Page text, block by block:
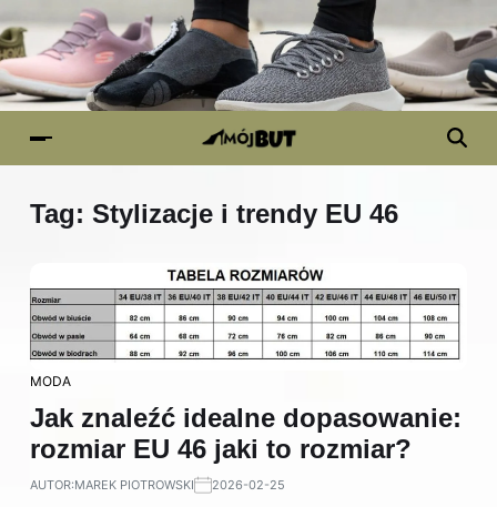
Tag: Stylizacje i trendy EU 46
MODA
Jak znaleźć idealne dopasowanie:
rozmiar EU 46 jaki to rozmiar?
AUTOR:MAREK PIOTROWSKI 2026-02-25